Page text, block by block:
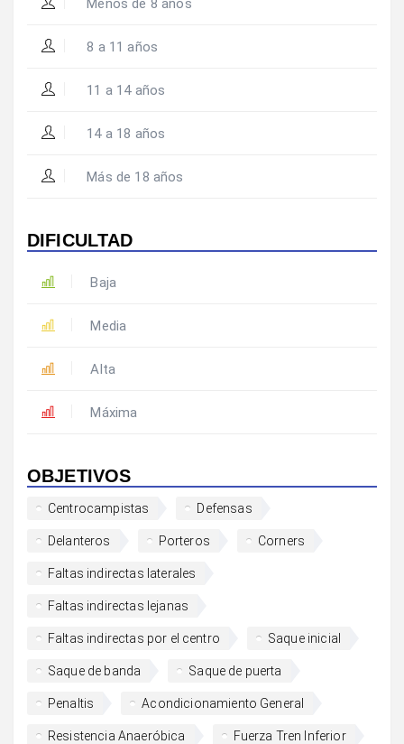
Menos de 8 años
8 a 11 años
11 a 14 años
14 a 18 años
Más de 18 años
DIFICULTAD
Baja
Media
Alta
Máxima
OBJETIVOS
Centrocampistas Defensas
Delanteros Porteros Corners
Faltas indirectas laterales
Faltas indirectas lejanas
Faltas indirectas por el centro Saque inicial
Saque de banda Saque de puerta
Penaltis Acondicionamiento General
Resistencia Anaeróbica Fuerza Tren Inferior